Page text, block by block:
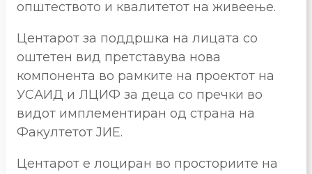
општеството и квалитетот на живеење.
Центарот за поддршка на лицата со
оштетен вид претставува нова
компонента во рамките на проектот на
УСАИД и ЛЦИФ за деца со пречки во
видот имплементиран од страна на
Факултетот ЈИЕ.
Центарот е лоциран во просториите на